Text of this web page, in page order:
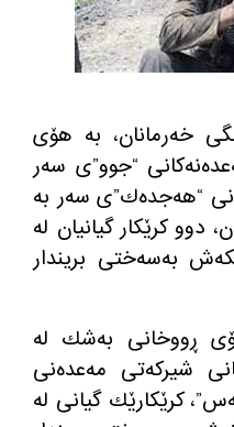
٢٢ی مانگی خه‌رمانان، به‌ هۆی
“جوو”ی سه‌ر
“هه‌جده‌ك”ی سه‌ر به‌
دوو كرێكار گیانیان له‌
به‌سه‌ختی بریندار
ڕووخانی به‌شك له‌
شیركه‌تی مه‌عده‌نی
كرێكارێك گیانی له‌